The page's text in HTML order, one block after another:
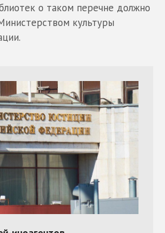
о таком перечне должно
культуры